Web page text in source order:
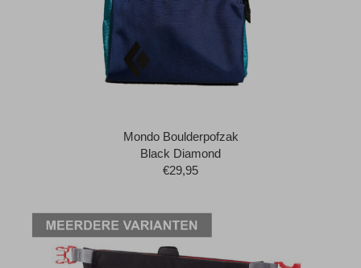
Mondo Boulderpofzak
Black Diamond
€29,95